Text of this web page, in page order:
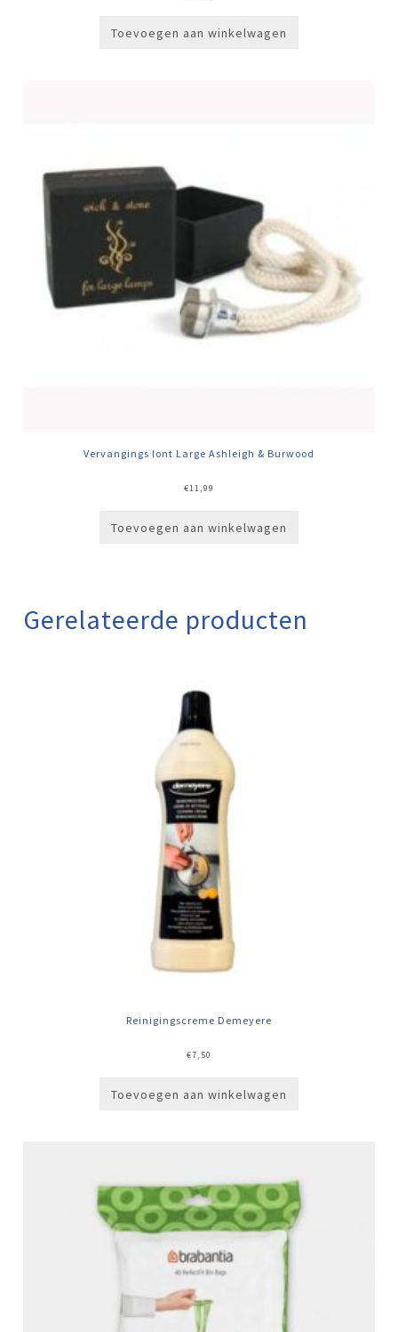
Toevoegen aan winkelwagen
Vervangings lont Large Ashleigh & Burwood
€11,99
Toevoegen aan winkelwagen
Gerelateerde producten
Reinigingscreme Demeyere
€7,50
Toevoegen aan winkelwagen